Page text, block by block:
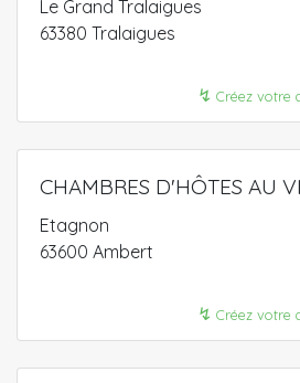
Le Grand Tralaigues
63380 Tralaigues
↯ Créez votre
CHAMBRES D'HÔTES AU
Etagnon
63600 Ambert
↯ Créez votre